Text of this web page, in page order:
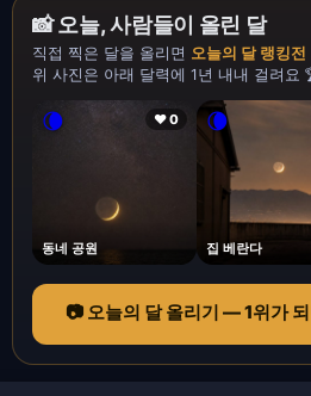
📸 오늘, 사람들이 올린 달
직접 찍은 달을 올리면 오늘의 달 랭킹전
위 사진은 아래 달력에 1년 내내 걸려요
🌘 ❤ 0
동네 공원
🌘
집 베란다
📷 오늘의 달 올리기 — 1위가